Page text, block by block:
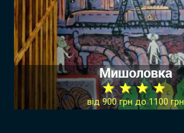
Мишоловка
★ ★ ★ ★
від 900 грн до 1100 грн